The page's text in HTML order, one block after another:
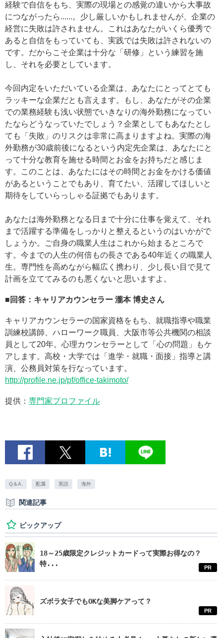
経験で自信をもち、実際の現場との感覚の違いから大事故
につながったら......。少し厳しいかもしれませんが、企業の
経営に失敗は許されません。これはあなたがいくら優秀で
あると自信をもっていても、実践では失敗は許されないの
です。だからこそ企業は十分な「研修」という練習を施
し、それを必要としています。
今回内定をいただいている企業は、あなたにとってとても
ラッキーな企業だとも言えます。もし、あなたがその企業
での業務経験も浅い状態でいきなりの海外勤務になってい
たならどうなっていたでしょう？企業としてもあなたとし
ても「失敗」のリスクは非常に高まりますよね。実際の海
外勤務が30歳前後になるという内定先企業は、あなたにと
って十分な教育を施せる時間とお金をお持ちだと感じま
す。このことは、あなたにはその時間とお金をかける価値
があるということでもあり、育てたい、活躍してほしいと
期待をしていらっしゃる証拠でもあります。
あなたは海外勤務となる日まで十分に仕事を覚えて、それ
まで活躍する準備をしっかりと整えるというのはいかがで
しょうか。ご自身の職業人生はこれから始まるところで
す。今までの人生の何倍もの長さである40年近くの職業人
生。専門性を高めながら幅広く携わり、少し長い目で見て
計画を立ててみるのも悪くないと思いますよ。
■回答：キャリアカウンセラー 瀧本 博史さん
キャリアカウンセラーの国家資格をもち、就職指導や職業
訓練校講師、ハローワーク職員、大阪市等公共機関の相談
員として20年。心理カウンセラーとして「心の問題」もケ
アします。高校・大学では「進学・就職・面接」指導と講
演、公務員対策を行なっています。
http://profile.ne.jp/pf/office-takimoto/
提供： 専門家プロファイル
Q＆A. 配属 英語 海外
関連記事
ピックアップ
18～25歳限定クレジットカードって実際お得なの？
特...
PR
ズボラ女子でもOKな美脚ケアって？
PR